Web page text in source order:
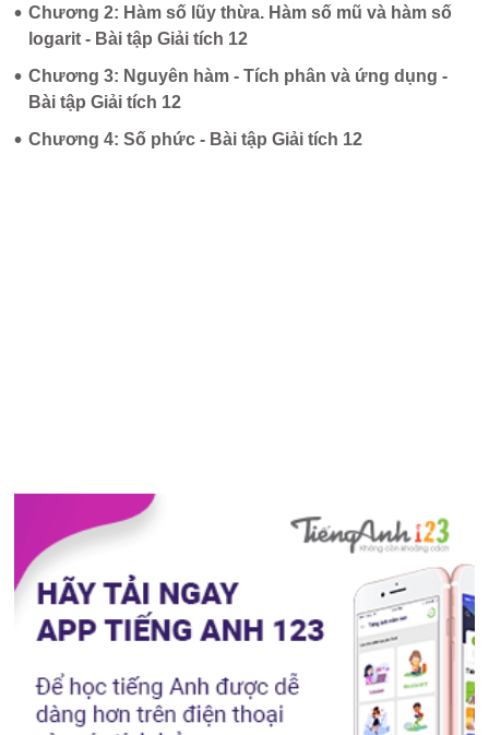
• Chương 2: Hàm số lũy thừa. Hàm số mũ và hàm số
logarit - Bài tập Giải tích 12
• Chương 3: Nguyên hàm - Tích phân và ứng dụng -
Bài tập Giải tích 12
• Chương 4: Số phức - Bài tập Giải tích 12